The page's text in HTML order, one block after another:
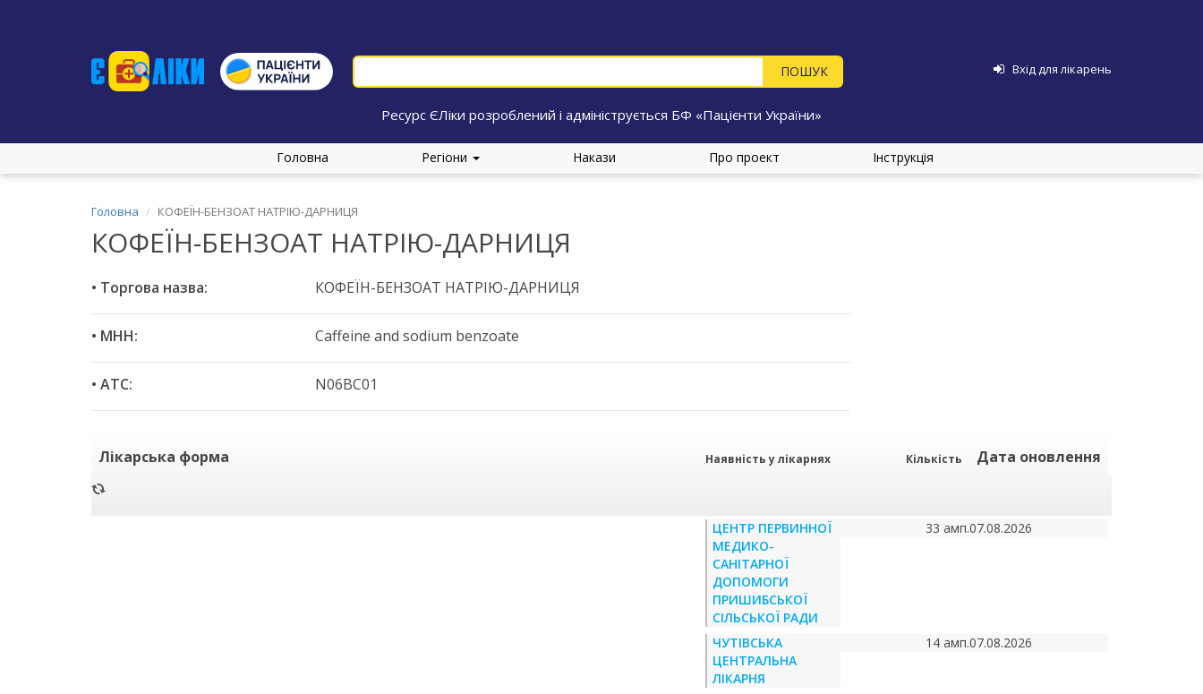
Вхід для лікарень
Ресурс ЄЛіки розроблений і адмініструється БФ «Пацієнти України»
Головна Регіони Накази Про проект Інструкція
Головна КОФЕЇН-БЕНЗОАТ НАТРІЮ-ДАРНИЦЯ
КОФЕЇН-БЕНЗОАТ НАТРІЮ-ДАРНИЦЯ
• Торгова назва: КОФЕЇН-БЕНЗОАТ НАТРІЮ-ДАРНИЦЯ
• МНН: Caffeine and sodium benzoate
• ATC: N06BC01
Лікарська форма Наявність у лікарнях Кількість Дата оновлення
ЦЕНТР ПЕРВИННОЇ
МЕДИКО-
САНІТАРНОЇ
ДОПОМОГИ
ПРИШИБСЬКОЇ
СІЛЬСЬКОЇ РАДИ
33 амп.07.08.2026
ЧУТІВСЬКА
ЦЕНТРАЛЬНА
ЛІКАРНЯ
14 амп.07.08.2026